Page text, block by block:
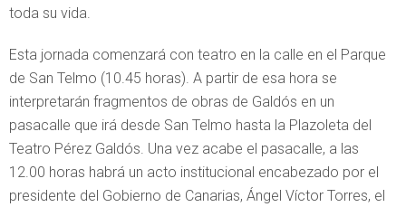
toda su vida.
Esta jornada comenzará con teatro en la calle en el Parque
de San Telmo (10.45 horas). A partir de esa hora se
interpretarán fragmentos de obras de Galdós en un
pasacalle que irá desde San Telmo hasta la Plazoleta del
Teatro Pérez Galdós. Una vez acabe el pasacalle, a las
12.00 horas habrá un acto institucional encabezado por el
presidente del Gobierno de Canarias, Ángel Víctor Torres, el